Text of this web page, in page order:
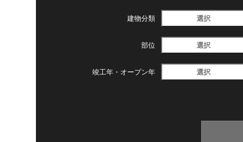
建物分類 選択
部位 選択
竣工年・ オープン年 選択